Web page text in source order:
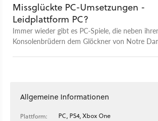
Missglückte PC-Umsetzungen -
Leidplattform PC?
Immer wieder gibt es PC-Spiele, die neben
Konsolenbrüdern dem Glöckner von Notre
Allgemeine Informationen
Plattform:
PC, PS4, Xbox One